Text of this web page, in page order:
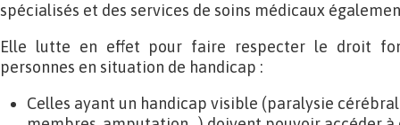
spécialisés et des services de soins médicaux
Elle lutte en effet pour faire respecter le droit
personnes en situation de handicap :
Celles ayant un handicap visible (paralysie